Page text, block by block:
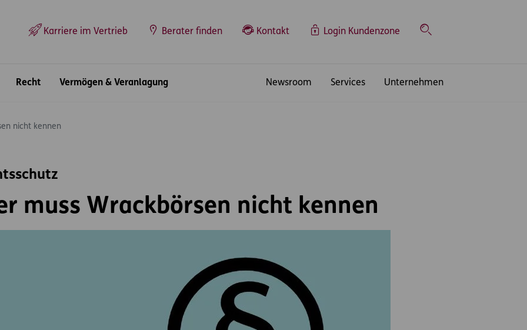
Karriere im Vertrieb Berater finden Kontakt Login Kundenzone
Suche
Recht Vermögen & Veranlagung Newsroom Services Unternehmen
nicht kennen
muss Wrackbörsen nicht kennen